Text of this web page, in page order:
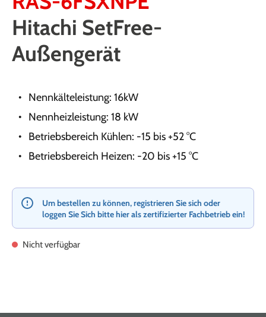
Hitachi SetFree-
Außengerät
Nennkälteleistung: 16kW
Nennheizleistung: 18 kW
Betriebsbereich Kühlen: -15 bis +52 °C
Betriebsbereich Heizen: -20 bis +15 °C
Um bestellen zu können, registrieren Sie sich oder
loggen Sie Sich bitte hier als zertifizierter Fachbetrieb ein!
Nicht verfügbar